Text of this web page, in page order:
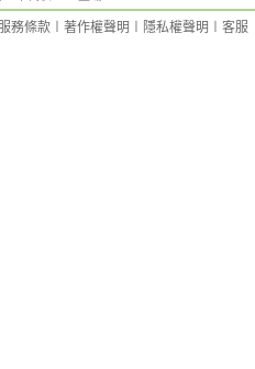
務條款 著作權聲明 隱私權聲明 客服